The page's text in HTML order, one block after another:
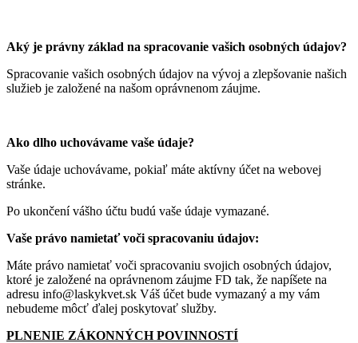
Aký je právny základ na spracovanie vašich osobných údajov?
Spracovanie vašich osobných údajov na vývoj a zlepšovanie našich
služieb je založené na našom oprávnenom záujme.
Ako dlho uchovávame vaše údaje?
Vaše údaje uchovávame, pokiaľ máte aktívny účet na webovej
stránke.
Po ukončení vášho účtu budú vaše údaje vymazané.
Vaše právo namietať voči spracovaniu údajov:
Máte právo namietať voči spracovaniu svojich osobných údajov,
ktoré je založené na oprávnenom záujme FD tak, že napíšete na
adresu info@laskykvet.sk Váš účet bude vymazaný a my vám
nebudeme môcť ďalej poskytovať služby.
PLNENIE ZÁKONNÝCH POVINNOSTÍ